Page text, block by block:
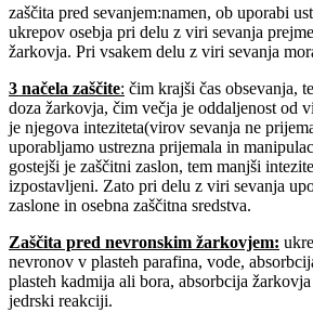
zaščita pred sevanjem:namen, ob uporabi
ukrepov osebja pri delu z viri sevanja
žarkovja. Pri vsakem delu z viri sevanja
3 načela zaščite: čim krajši čas obsevanja,
doza žarkovja, čim večja je oddaljenost od
je njegova inteziteta(virov sevanja ne
uporabljamo ustrezna prijemala in
gostejši je zaščitni zaslon, tem manjši
izpostavljeni. Zato pri delu z viri sevanja
zaslone in osebna zaščitna sredstva.
Zaščita pred nevronskim žarkovjem:
nevronov v plasteh parafina, vode,
plasteh kadmija ali bora, absorbcija
jedrski reakciji.